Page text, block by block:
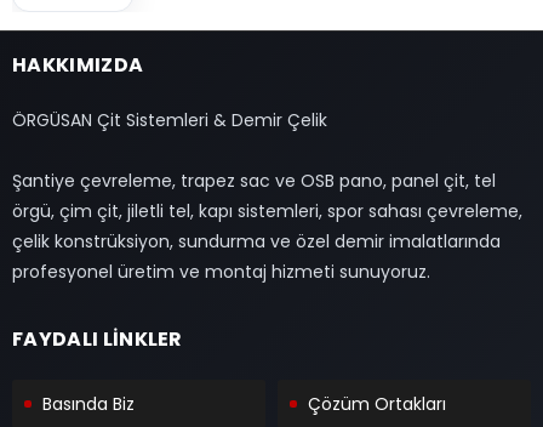
HAKKIMIZDA
ÖRGÜSAN Çit Sistemleri & Demir Çelik
Şantiye çevreleme, trapez sac ve OSB pano, panel çit, tel
örgü, çim çit, jiletli tel, kapı sistemleri, spor sahası çevreleme,
çelik konstrüksiyon, sundurma ve özel demir imalatlarında
profesyonel üretim ve montaj hizmeti sunuyoruz.
FAYDALI LİNKLER
Basında Biz Çözüm Ortakları